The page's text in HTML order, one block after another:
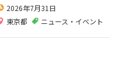
2026年7月31日
東京都
ニュース・イベント